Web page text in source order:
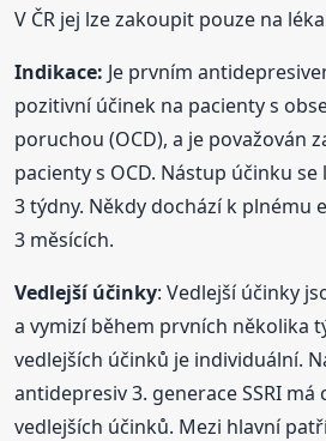
V ČR jej lze zakoupit pouze na
Indikace: Je prvním
pozitivní účinek na pacienty s
poruchou (OCD), a je považován
pacienty s OCD. Nástup účinku se
3 týdny. Někdy dochází k plnému
3 měsících.
Vedlejší účinky: Vedlejší účinky
a vymizí během prvních několika
vedlejších účinků je individuální.
antidepresiv 3. generace SSRI
vedlejších účinků. Mezi hlavní